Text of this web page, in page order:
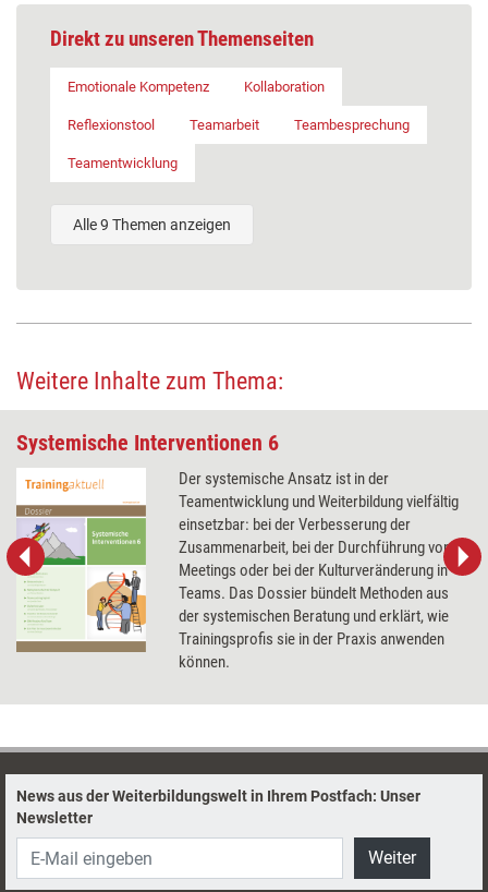
Direkt zu unseren Themenseiten
Emotionale Kompetenz Kollaboration
Reflexionstool Teamarbeit Teambesprechung
Teamentwicklung
Alle 9 Themen anzeigen
Weitere Inhalte zum Thema:
Systemische Interventionen 6
Der systemische Ansatz ist in der
Teamentwicklung und Weiterbildung vielfältig
einsetzbar: bei der Verbesserung der
Zusammenarbeit, bei der Durchführung von
Meetings oder bei der Kulturveränderung in
Teams. Das Dossier bündelt Methoden aus
der systemischen Beratung und erklärt, wie
Trainingsprofis sie in der Praxis anwenden
können.
News aus der Weiterbildungswelt in Ihrem Postfach: Unser
Newsletter
Weiter